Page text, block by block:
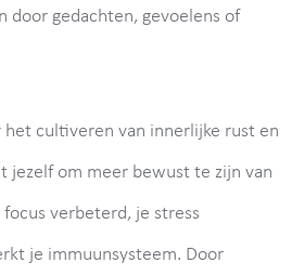
door gedachten, gevoelens of
cultiveren van innerlijke rust en
jezelf om meer bewust te zijn van
verbeterd, je stress
je immuunsysteem. Door